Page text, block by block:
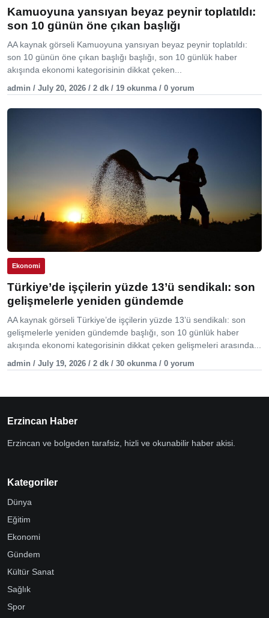
Kamuoyuna yansıyan beyaz peynir toplatıldı:
son 10 günün öne çıkan başlığı
AA kaynak görseli Kamuoyuna yansıyan beyaz peynir toplatıldı:
son 10 günün öne çıkan başlığı başlığı, son 10 günlük haber
akışında ekonomi kategorisinin dikkat çeken...
admin / July 20, 2026 / 2 dk / 19 okunma / 0 yorum
Ekonomi
Türkiye’de işçilerin yüzde 13’ü sendikalı: son
gelişmelerle yeniden gündemde
AA kaynak görseli Türkiye’de işçilerin yüzde 13’ü sendikalı: son
gelişmelerle yeniden gündemde başlığı, son 10 günlük haber
akışında ekonomi kategorisinin dikkat çeken gelişmeleri arasında...
admin / July 19, 2026 / 2 dk / 30 okunma / 0 yorum
Erzincan Haber
Erzincan ve bolgeden tarafsiz, hizli ve okunabilir haber akisi.
Kategoriler
Dünya
Eğitim
Ekonomi
Gündem
Kültür Sanat
Sağlık
Spor